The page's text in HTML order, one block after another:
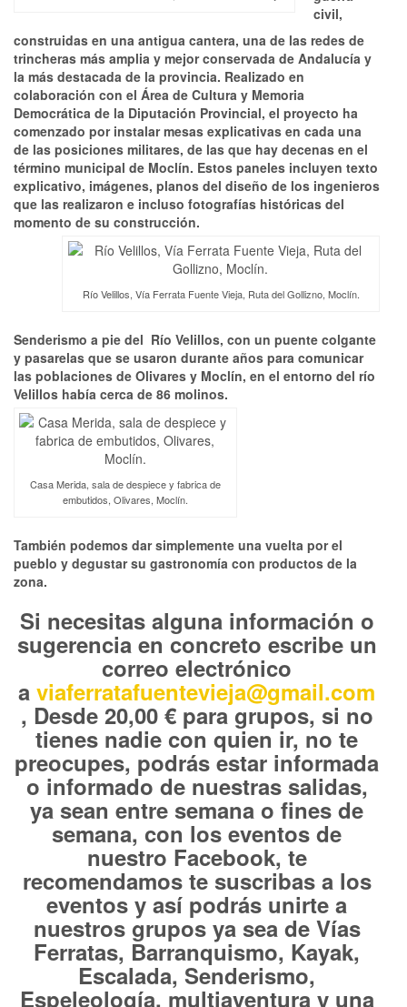
civil,
construidas en una antigua cantera, una de las redes de
trincheras más amplia y mejor conservada de Andalucía y
la más destacada de la provincia. Realizado en
colaboración con el Área de Cultura y Memoria
Democrática de la Diputación Provincial, el proyecto ha
comenzado por instalar mesas explicativas en cada una
de las posiciones militares, de las que hay decenas en el
término municipal de Moclín. Estos paneles incluyen texto
explicativo, imágenes, planos del diseño de los ingenieros
que las realizaron e incluso fotografías históricas del
momento de su construcción.
Río Velillos, Vía Ferrata Fuente Vieja, Ruta del Gollizno, Moclín.
Senderismo a pie del Río Velillos, con un puente colgante
y pasarelas que se usaron durante años para comunicar
las poblaciones de Olivares y Moclín, en el entorno del río
Velillos había cerca de 86 molinos.
Casa Merida, sala de despiece y fabrica de
embutidos, Olivares, Moclín.
También podemos dar simplemente una vuelta por el
pueblo y degustar su gastronomía con productos de la
zona.
Si necesitas alguna información o
sugerencia en concreto escribe un
correo electrónico
a viaferratafuentevieja@gmail.com
, Desde 20,00 € para grupos, si no
tienes nadie con quien ir, no te
preocupes, podrás estar informada
o informado de nuestras salidas,
ya sean entre semana o fines de
semana, con los eventos de
nuestro Facebook, te
recomendamos te suscribas a los
eventos y así podrás unirte a
nuestros grupos ya sea de Vías
Ferratas, Barranquismo, Kayak,
Escalada, Senderismo,
Espeleología, multiaventura y una